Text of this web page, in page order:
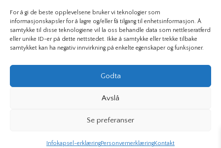
For å gi de beste opplevelsene bruker vi teknologier som
informasjonskapsler for å lagre og/eller få tilgang til enhetsinformasjon. Å
samtykke til disse teknologiene vil la oss behandle data som nettleseratferd
eller unike ID-er på dette nettstedet. Ikke å samtykke eller trekke tilbake
samtykket kan ha negativ innvirkning på enkelte egenskaper og funksjoner.
Godta
Avslå
Se preferanser
Infokapsel-erklæringPersonvernerklæringKontakt
Sentrumsveien 29
3647 Hvittingfoss
informasjonskapsler